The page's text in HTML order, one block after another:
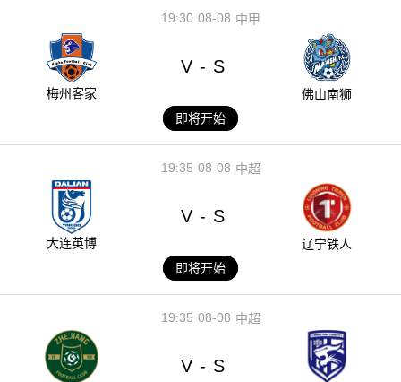
08-08
19:30 中甲
梅州客家
V - S
佛山南狮
即将开始
08-08
19:35 中超
大连英博
V - S
辽宁铁人
即将开始
08-08
19:35 中超
V - S